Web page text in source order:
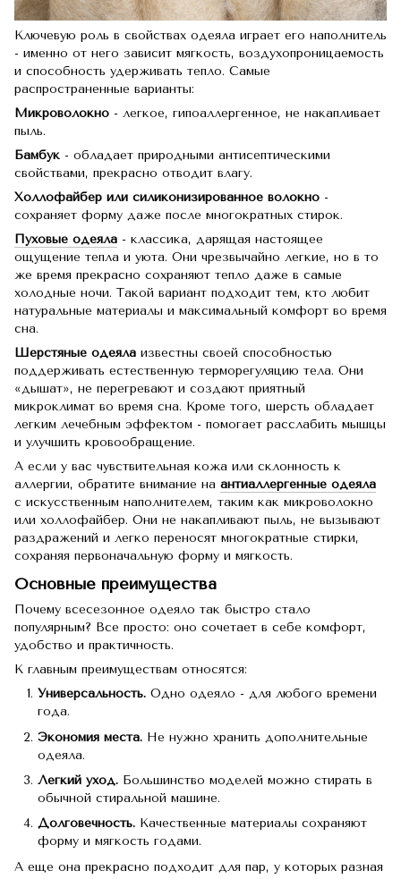
Ключевую роль в свойствах одеяла играет его наполнитель
- именно от него зависит мягкость, воздухопроницаемость
и способность удерживать тепло. Самые
распространенные варианты:
Микроволокно - легкое, гипоаллергенное, не накапливает
пыль.
Бамбук - обладает природными антисептическими
свойствами, прекрасно отводит влагу.
Холлофайбер или силиконизированное волокно -
сохраняет форму даже после многократных стирок.
Пуховые одеяла - классика, дарящая настоящее
ощущение тепла и уюта. Они чрезвычайно легкие, но в то
же время прекрасно сохраняют тепло даже в самые
холодные ночи. Такой вариант подходит тем, кто любит
натуральные материалы и максимальный комфорт во время
сна.
Шерстяные одеяла известны своей способностью
поддерживать естественную терморегуляцию тела. Они
«дышат», не перегревают и создают приятный
микроклимат во время сна. Кроме того, шерсть обладает
легким лечебным эффектом - помогает расслабить мышцы
и улучшить кровообращение.
А если у вас чувствительная кожа или склонность к
аллергии, обратите внимание на антиаллергенные одеяла
с искусственным наполнителем, таким как микроволокно
или холлофайбер. Они не накапливают пыль, не вызывают
раздражений и легко переносят многократные стирки,
сохраняя первоначальную форму и мягкость.
Основные преимущества
Почему всесезонное одеяло так быстро стало
популярным? Все просто: оно сочетает в себе комфорт,
удобство и практичность.
К главным преимуществам относятся:
Универсальность. Одно одеяло - для любого времени
года.
Экономия места. Не нужно хранить дополнительные
одеяла.
Легкий уход. Большинство моделей можно стирать в
обычной стиральной машине.
Долговечность. Качественные материалы сохраняют
форму и мягкость годами.
А еще она прекрасно подходит для пар, у которых разная